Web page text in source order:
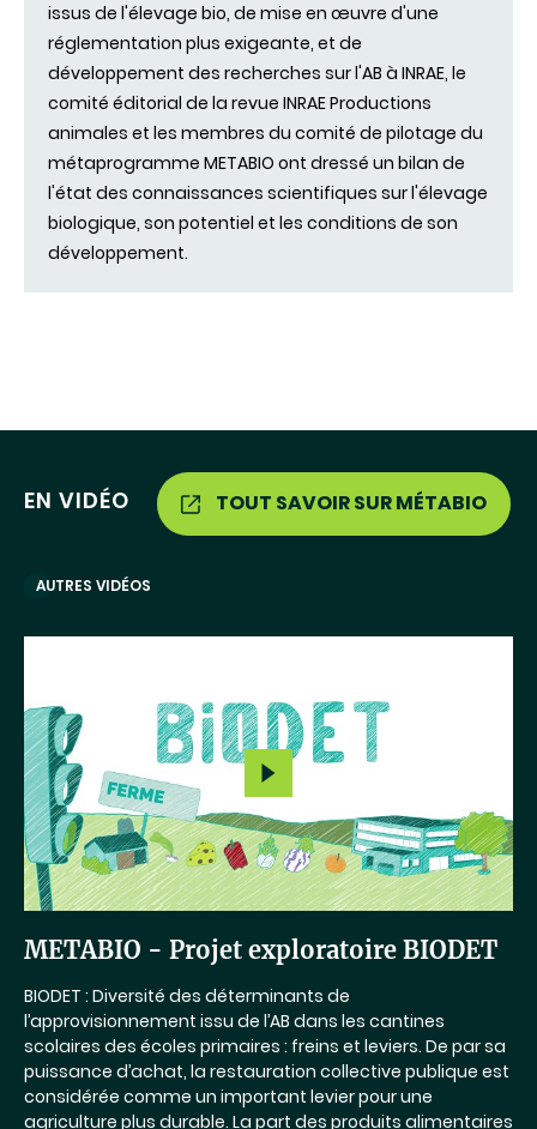
issus de l'élevage bio, de mise en œuvre d'une
réglementation plus exigeante, et de
développement des recherches sur l'AB à INRAE, le
comité éditorial de la revue INRAE Productions
animales et les membres du comité de pilotage du
métaprogramme METABIO ont dressé un bilan de
l'état des connaissances scientifiques sur l'élevage
biologique, son potentiel et les conditions de son
développement.
EN VIDÉO TOUT SAVOIR SUR MÉTABIO
AUTRES VIDÉOS
METABIO - Projet exploratoire BIODET
BIODET : Diversité des déterminants de
l’approvisionnement issu de l’AB dans les cantines
scolaires des écoles primaires : freins et leviers. De par sa
puissance d’achat, la restauration collective publique est
considérée comme un important levier pour une
agriculture plus durable. La part des produits alimentaires